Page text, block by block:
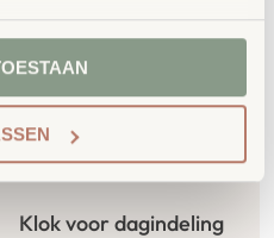
Klok voor dagindeling